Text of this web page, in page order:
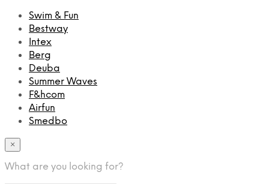
Swim & Fun
Bestway
Intex
Berg
Deuba
Summer Waves
F&hcom
Airfun
Smedbo
×
What are you looking for?